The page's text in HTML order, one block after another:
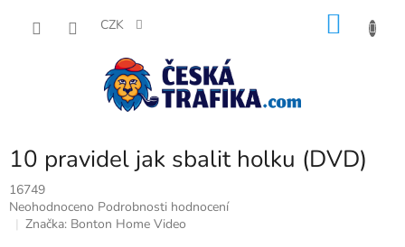
CZK
10 pravidel jak sbalit holku (DVD)
16749
Průměrné
hodnocení
Neohodnoceno Podrobnosti hodnocení
Značka: Bonton Home Video